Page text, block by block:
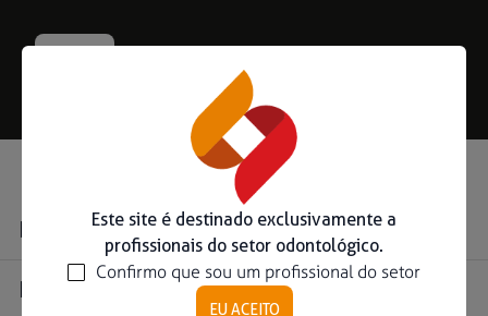
Ouse ser digital
Ver todos
INSTITUCIONAL
PRODUTOS
Este site é destinado exclusivamente a
profissionais do setor odontológico.
Confirmo que sou um profissional do setor
EU ACEITO